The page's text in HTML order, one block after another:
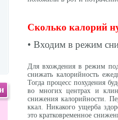
Сколько калорий
• Входим в режим
Для вхождения в режим
снижать калорийность
Тогда процесс похудения
во многих центрах и
снижения калорийности.
ккал. Никакого ущерба
это кратковременное